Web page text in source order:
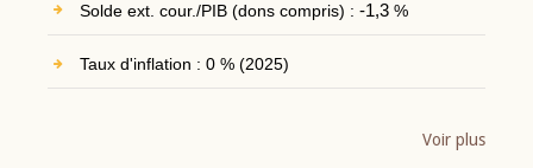
Solde ext. cour./PIB (dons compris) : -1,3%
Taux d'inflation : 0 % (2025)
Voir plus